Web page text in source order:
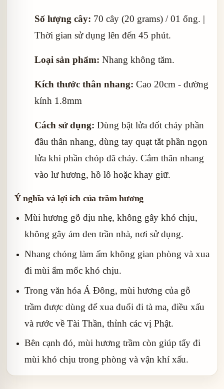
Số lượng cây: 70 cây (20 grams) / 01 ống. |
Thời gian sử dụng lên đến 45 phút.
Loại sản phẩm: Nhang không tăm.
Kích thước thân nhang: Cao 20cm - đường
kính 1.8mm
Cách sử dụng: Dùng bật lửa đốt cháy phần
đầu thân nhang, dùng tay quạt tắt phần ngọn
lửa khi phần chóp đã cháy. Cắm thân nhang
vào lư hương, hồ lô hoặc khay giữ.
Ý nghĩa và lợi ích của trầm hương
Mùi hương gỗ dịu nhẹ, không gây khó chịu,
không gây ám đen trần nhà, nơi sử dụng.
Nhang chóng làm ấm không gian phòng và xua
đi mùi ẩm mốc khó chịu.
Trong văn hóa Á Đông, mùi hương của gỗ
trầm được dùng để xua đuổi đi tà ma, điều xấu
và rước về Tài Thần, thỉnh các vị Phật.
Bên cạnh đó, mùi hương trầm còn giúp tẩy đi
mùi khó chịu trong phòng và vận khí xấu.